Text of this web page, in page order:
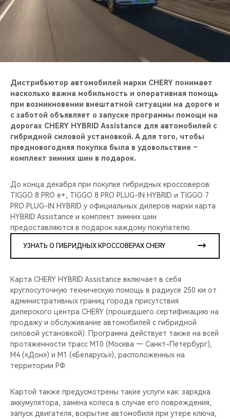
ВИДЕООБЗОРЫ
CHERY ДЛЯ ДЕТЕЙ
Дистрибьютор автомобилей марки CHERY понимает
насколько важна мобильность и оперативная помощь
при возникновении внештатной ситуации на дороге и
с заботой объявляет о запуске программы помощи на
дорогах CHERY HYBRID Assistance для автомобилей с
гибридной силовой установкой. А для того, чтобы
предновогодняя покупка была в удовольствие –
комплект зимних шин в подарок.
До конца декабря при покупке гибридных кроссоверов
TIGGO 8 PRO e+, TIGGO 8 PRO PLUG-IN HYBRID и TIGGO 7
PRO PLUG-IN HYBRID у официальных дилеров марки карта
HYBRID Assistance и комплект зимних шин
предоставляются в подарок каждому покупателю.
УЗНАТЬ О ГИБРИДНЫХ КРОССОВЕРАХ CHERY
Карта CHERY HYBRID Assistance включает в себя
круглосуточную техническую помощь в радиусе 250 км от
административных границ города присутствия
дилерского центра CHERY (прошедшего сертификацию на
продажу и обслуживание автомобилей с гибридной
силовой установкой). Программа действует также на всей
протяженности трасс М10 (Москва — Санкт-Петербург),
М4 («Дон») и М1 («Беларусь»), расположенных на
территории РФ.
Картой также предусмотрены такие услуги как: зарядка
аккумулятора, замена колеса в случае его повреждения,
запуск двигателя, вскрытие автомобиля при утере ключа,